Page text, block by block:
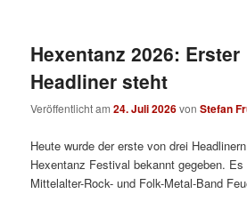
Hexentanz 2026: Erster
Headliner steht
Veröffentlicht am24. Juli 2026vonStefan
Heute wurde der erste von drei
Hexentanz Festival bekannt gegeben.
Mittelalter-Rock- und Folk-Metal-Band